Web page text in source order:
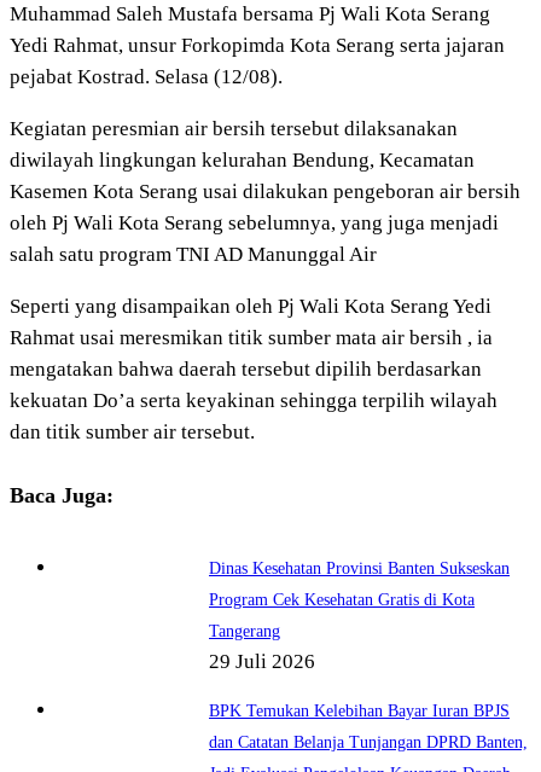
Muhammad Saleh Mustafa bersama Pj Wali Kota Serang
Yedi Rahmat, unsur Forkopimda Kota Serang serta jajaran
pejabat Kostrad. Selasa (12/08).
Kegiatan peresmian air bersih tersebut dilaksanakan
diwilayah lingkungan kelurahan Bendung, Kecamatan
Kasemen Kota Serang usai dilakukan pengeboran air bersih
oleh Pj Wali Kota Serang sebelumnya, yang juga menjadi
salah satu program TNI AD Manunggal Air
Seperti yang disampaikan oleh Pj Wali Kota Serang Yedi
Rahmat usai meresmikan titik sumber mata air bersih , ia
mengatakan bahwa daerah tersebut dipilih berdasarkan
kekuatan Do’a serta keyakinan sehingga terpilih wilayah
dan titik sumber air tersebut.
Baca Juga:
Dinas Kesehatan Provinsi Banten Sukseskan
Program Cek Kesehatan Gratis di Kota
Tangerang
29 Juli 2026
BPK Temukan Kelebihan Bayar Iuran BPJS
dan Catatan Belanja Tunjangan DPRD Banten,